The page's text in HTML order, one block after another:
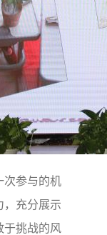
参与的机
，充分展示
于挑战的风